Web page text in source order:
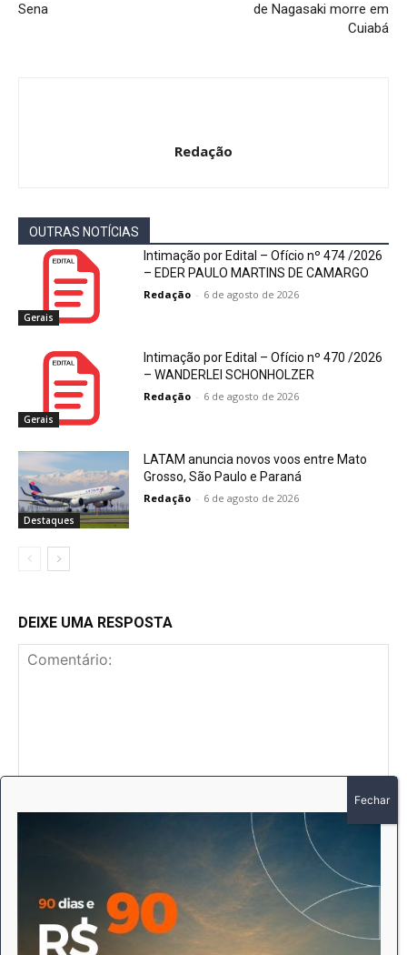
Sena
de Nagasaki morre em
Cuiabá
Redação
OUTRAS NOTÍCIAS
Gerais
Intimação por Edital – Ofício nº 474 /2026
– EDER PAULO MARTINS DE CAMARGO
Redação - 6 de agosto de 2026
Gerais
Intimação por Edital – Ofício nº 470 /2026
– WANDERLEI SCHONHOLZER
Redação - 6 de agosto de 2026
Destaques
LATAM anuncia novos voos entre Mato
Grosso, São Paulo e Paraná
Redação - 6 de agosto de 2026
DEIXE UMA RESPOSTA